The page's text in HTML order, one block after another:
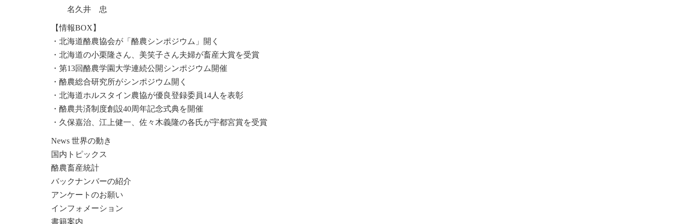
名久井 忠
【情報BOX】
・北海道酪農協会が「酪農シンポジウム」開く
・北海道の小栗隆さん、美笑子さん夫婦が畜産大賞を受賞
・第13回酪農学園大学連続公開シンポジウム開催
・酪農総合研究所がシンポジウム開く
・北海道ホルスタイン農協が優良登録委員14人を表彰
・酪農共済制度創設40周年記念式典を開催
・久保嘉治、江上健一、佐々木義隆の各氏が宇都宮賞を受賞
News 世界の動き
国内トピックス
酪農畜産統計
バックナンバーの紹介
アンケートのお願い
インフォメーション
書籍案内